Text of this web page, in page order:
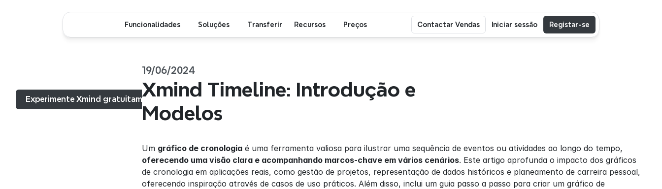
Experimente Xmind gratuitamente
19/06/2024
Xmind Timeline: Introdução e
Modelos
Um gráfico de cronologia
oferecendo uma visão clara e acompanhando marcos-chave em vários cenários. Este artigo aprofunda o impacto dos gráficos
de cronologia em aplicações reais, como gestão de projetos, representação de dados históricos e planeamento de carreira pessoal,
oferecendo inspiração através de casos de uso práticos. Além disso, inclui um guia passo a passo para criar um gráfico de
Funcionalidades Soluções Transferir Recursos Preços Contactar Vendas Iniciar sessão Registar-se